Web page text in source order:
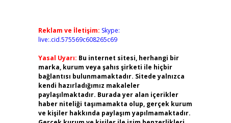
Reklam ve İletişim: Skype:
live:.cid.575569c608265c69
Yasal Uyarı: Bu internet sitesi, herhangi bir
marka, kurum veya şahıs şirketi ile hiçbir
bağlantısı bulunmamaktadır. Sitede yalnızca
kendi hazırladığımız makaleler
paylaşılmaktadır. Burada yer alan içerikler
haber niteliği taşımamakta olup, gerçek kurum
ve kişiler hakkında paylaşım yapılmamaktadır.